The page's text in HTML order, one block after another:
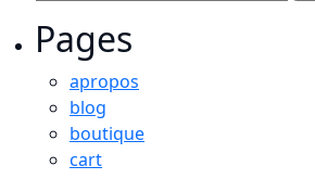
Pages
apropos
blog
boutique
cart